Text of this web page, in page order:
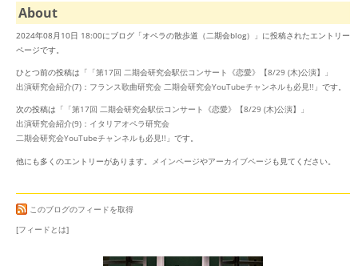
About
2024年08月10日 18:00にブログ「オペラの散歩道（二期会blog）」に投稿されたエントリー
ページです。
ひとつ前の投稿は「 「第17回 二期会研究会駅伝コンサート《恋愛》【8/29 (木)公演】」
出演研究会紹介(7)：フランス歌曲研究会 二期会研究会YouTubeチャンネルも必見!! 」です。
次の投稿は「 「第17回 二期会研究会駅伝コンサート《恋愛》【8/29 (木)公演】」
出演研究会紹介(9)：イタリアオペラ研究会
二期会研究会YouTubeチャンネルも必見!! 」です。
他にも多くのエントリーがあります。 メインページやアーカイブページ も見てください。
このブログのフィードを取得
[フィードとは]